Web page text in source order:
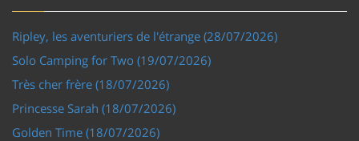
Ripley, les aventuriers de l'étrange (28/07/2026)
Solo Camping for Two (19/07/2026)
Très cher frère (18/07/2026)
Princesse Sarah (18/07/2026)
Golden Time (18/07/2026)